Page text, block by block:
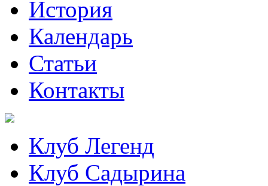
История
Календарь
Статьи
Контакты
Клуб Легенд
Клуб Садырина